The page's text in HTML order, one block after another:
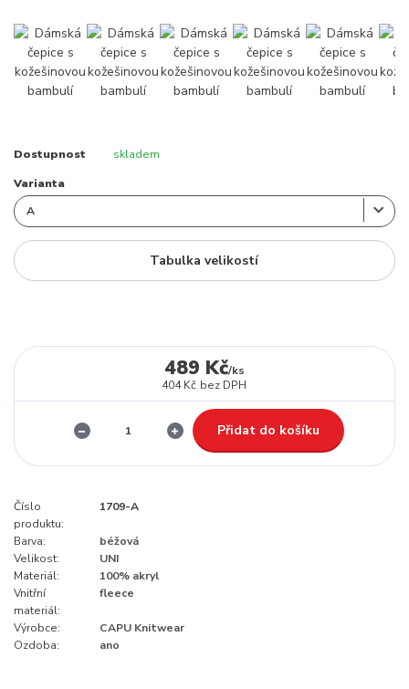
Dostupnost skladem
Varianta
Tabulka velikostí
489 Kč/ks
404 Kč bez DPH
Přidat do košíku
Číslo
produktu:
1709-A
Barva:
béžová
Velikost:
UNI
Materiál:
100% akryl
Vnitřní
materiál:
fleece
Výrobce:
CAPU Knitwear
Ozdoba:
ano